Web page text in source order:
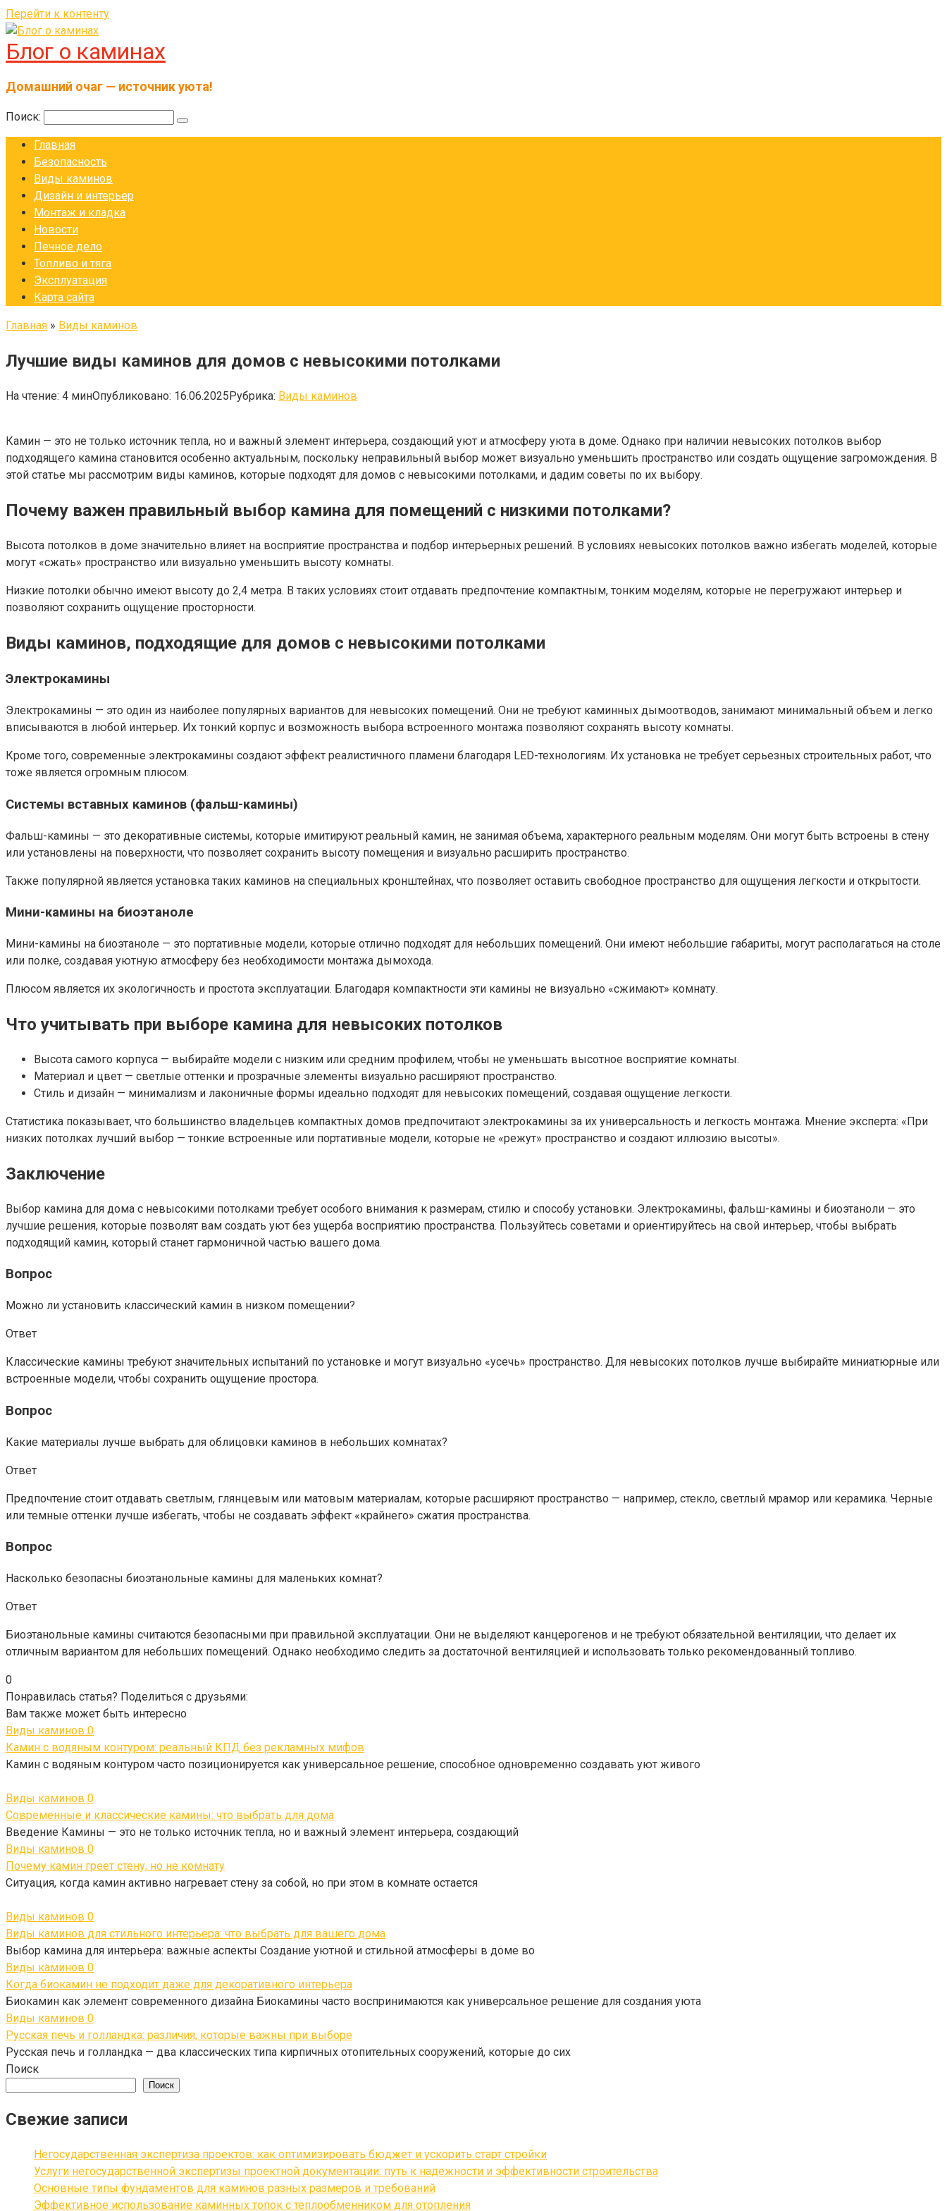
Перейти к контенту
Блог о каминах
Домашний очаг — источник уюта!
Поиск:
Главная
Безопасность
Виды каминов
Дизайн и интерьер
Монтаж и кладка
Новости
Печное дело
Топливо и тяга
Эксплуатация
Карта сайта
Главная » Виды каминов
Лучшие виды каминов для домов с невысокими потолками
На чтение: 4 минОпубликовано: 16.06.2025Рубрика: Виды каминов
Камин — это не только источник тепла, но и важный элемент интерьера, создающий уют и атмосферу уюта в доме. Однако при наличии невысоких потолков выбор
подходящего камина становится особенно актуальным, поскольку неправильный выбор может визуально уменьшить пространство или создать ощущение загромождения. В
этой статье мы рассмотрим виды каминов, которые подходят для домов с невысокими потолками, и дадим советы по их выбору.
Почему важен правильный выбор камина для помещений с низкими потолками?
Высота потолков в доме значительно влияет на восприятие пространства и подбор интерьерных решений. В условиях невысоких потолков важно избегать моделей, которые
могут «сжать» пространство или визуально уменьшить высоту комнаты.
Низкие потолки обычно имеют высоту до 2,4 метра. В таких условиях стоит отдавать предпочтение компактным, тонким моделям, которые не перегружают интерьер и
позволяют сохранить ощущение просторности.
Виды каминов, подходящие для домов с невысокими потолками
Электрокамины
Электрокамины — это один из наиболее популярных вариантов для невысоких помещений. Они не требуют каминных дымоотводов, занимают минимальный объем и легко
вписываются в любой интерьер. Их тонкий корпус и возможность выбора встроенного монтажа позволяют сохранять высоту комнаты.
Кроме того, современные электрокамины создают эффект реалистичного пламени благодаря LED-технологиям. Их установка не требует серьезных строительных работ, что
тоже является огромным плюсом.
Системы вставных каминов (фальш-камины)
Фальш-камины — это декоративные системы, которые имитируют реальный камин, не занимая объема, характерного реальным моделям. Они могут быть встроены в стену
или установлены на поверхности, что позволяет сохранить высоту помещения и визуально расширить пространство.
Также популярной является установка таких каминов на специальных кронштейнах, что позволяет оставить свободное пространство для ощущения легкости и открытости.
Мини-камины на биоэтаноле
Мини-камины на биоэтаноле — это портативные модели, которые отлично подходят для небольших помещений. Они имеют небольшие габариты, могут располагаться на столе
или полке, создавая уютную атмосферу без необходимости монтажа дымохода.
Плюсом является их экологичность и простота эксплуатации. Благодаря компактности эти камины не визуально «сжимают» комнату.
Что учитывать при выборе камина для невысоких потолков
Высота самого корпуса — выбирайте модели с низким или средним профилем, чтобы не уменьшать высотное восприятие комнаты.
Материал и цвет — светлые оттенки и прозрачные элементы визуально расширяют пространство.
Стиль и дизайн — минимализм и лаконичныe формы идеально подходят для невысоких помещений, создавая ощущение легкости.
Статистика показывает, что большинство владельцев компактных домов предпочитают электрокамины за их универсальность и легкость монтажа. Мнение эксперта: «При
низких потолках лучший выбор — тонкие встроенные или портативные модели, которые не «режут» пространство и создают иллюзию высоты».
Заключение
Выбор камина для дома с невысокими потолками требует особого внимания к размерам, стилю и способу установки. Электрокамины, фальш-камины и биоэтаноли — это
лучшие решения, которые позволят вам создать уют без ущерба восприятию пространства. Пользуйтесь советами и ориентируйтесь на свой интерьер, чтобы выбрать
подходящий камин, который станет гармоничной частью вашего дома.
Вопрос
Можно ли установить классический камин в низком помещении?
Ответ
Классические камины требуют значительных испытаний по установке и могут визуально «усечь» пространство. Для невысоких потолков лучше выбирайте миниатюрные или
встроенные модели, чтобы сохранить ощущение простора.
Вопрос
Какие материалы лучше выбрать для облицовки каминов в небольших комнатах?
Ответ
Предпочтение стоит отдавать светлым, глянцевым или матовым материалам, которые расширяют пространство — например, стекло, светлый мрамор или керамика. Черные
или темные оттенки лучше избегать, чтобы не создавать эффект «крайнего» сжатия пространства.
Вопрос
Насколько безопасны биоэтанольные камины для маленьких комнат?
Ответ
Биоэтанольные камины считаются безопасными при правильной эксплуатации. Они не выделяют канцерогенов и не требуют обязательной вентиляции, что делает их
отличным вариантом для небольших помещений. Однако необходимо следить за достаточной вентиляцией и использовать только рекомендованный топливо.
0
Понравилась статья? Поделиться с друзьями:
Вам также может быть интересно
Виды каминов 0
Камин с водяным контуром: реальный КПД без рекламных мифов
Камин с водяным контуром часто позиционируется как универсальное решение, способное одновременно создавать уют живого
Виды каминов 0
Современные и классические камины: что выбрать для дома
Введение Камины — это не только источник тепла, но и важный элемент интерьера, создающий
Виды каминов 0
Почему камин греет стену, но не комнату
Ситуация, когда камин активно нагревает стену за собой, но при этом в комнате остается
Виды каминов 0
Виды каминов для стильного интерьера: что выбрать для вашего дома
Выбор камина для интерьера: важные аспекты Создание уютной и стильной атмосферы в доме во
Виды каминов 0
Когда биокамин не подходит даже для декоративного интерьера
Биокамин как элемент современного дизайна Биокамины часто воспринимаются как универсальное решение для создания уюта
Виды каминов 0
Русская печь и голландка: различия, которые важны при выборе
Русская печь и голландка — два классических типа кирпичных отопительных сооружений, которые до сих
Поиск
Поиск
Свежие записи
Негосударственная экспертиза проектов: как оптимизировать бюджет и ускорить старт стройки
Услуги негосударственной экспертизы проектной документации: путь к надежности и эффективности строительства
Основные типы фундаментов для каминов разных размеров и требований
Эффективное использование каминных топок с теплообменником для отопления